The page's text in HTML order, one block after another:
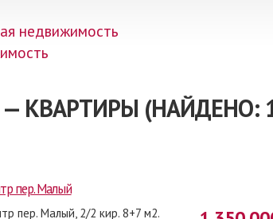
недвижимость
КВАРТИРЫ (НАЙДЕНО:
пер. Малый
пер. Малый, 2/2 кир. 8+7 м2.